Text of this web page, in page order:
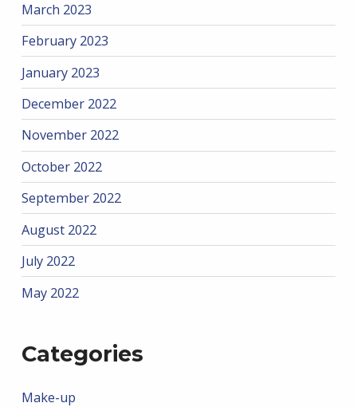
March 2023
February 2023
January 2023
December 2022
November 2022
October 2022
September 2022
August 2022
July 2022
May 2022
Categories
Make-up